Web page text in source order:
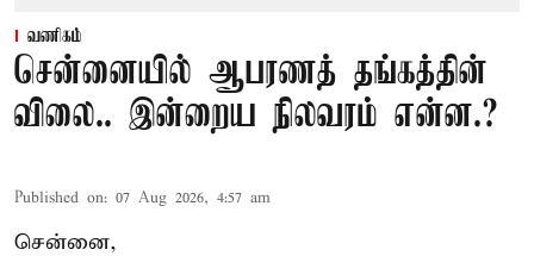
வணிகம்
சென்னையில் ஆபரணத் தங்கத்தின்
விலை.. இன்றைய நிலவரம் என்ன.?
Published on: 07 Aug 2026, 4:57 am
சென்னை,